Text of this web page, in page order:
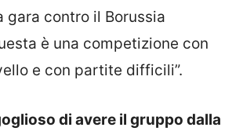
gara contro il Borussia
è una competizione con
e con partite difficili”.
di avere il gruppo dalla